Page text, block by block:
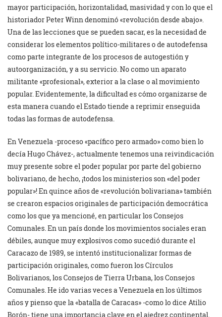
mayor participación, horizontalidad, masividad y con lo que el
historiador Peter Winn denominó «revolución desde abajo».
Una de las lecciones que se pueden sacar, es la necesidad de
considerar los elementos político-militares o de autodefensa
como parte integrante de los procesos de autogestión y
autoorganización, y a su servicio. No como un aparato
militante «profesional», exterior a la clase o al movimiento
popular. Evidentemente, la dificultad es cómo organizarse de
esta manera cuando el Estado tiende a reprimir enseguida
todas las formas de autodefensa.
En Venezuela -proceso «pacífico pero armado» como bien lo
decía Hugo Chávez-, actualmente tenemos una reivindicación
muy presente sobre el poder popular por parte del gobierno
bolivariano, de hecho, ¡todos los ministerios son «del poder
popular»! En quince años de «revolución bolivariana» también
se crearon espacios originales de participación democrática
como los que ya mencioné, en particular los Consejos
Comunales. En un país donde los movimientos sociales eran
débiles, aunque muy explosivos como sucedió durante el
Caracazo de 1989, se intentó institucionalizar formas de
participación originales, como fueron los Círculos
Bolivarianos, los Consejos de Tierra Urbana, los Consejos
Comunales. He ido varias veces a Venezuela en los últimos
años y pienso que la «batalla de Caracas» -como lo dice Atilio
Borón- tiene una importancia clave en el ajedrez continental.